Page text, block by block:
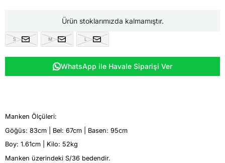
Ürün stoklarımızda kalmamıştır.
S M L
WhatsApp ile Havale Siparişi Ver
Manken Ölçüleri:
Göğüs: 83cm | Bel: 67cm | Basen: 95cm
Boy: 1.61cm | Kilo: 52kg
Manken üzerindeki S/36 bedendir.